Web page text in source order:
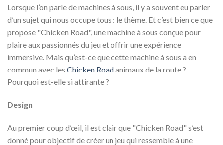
Lorsque l’on parle de machines à sous, il y a souvent eu parler
d’un sujet qui nous occupe tous : le thème. Et c’est bien ce que
propose "Chicken Road", une machine à sous conçue pour
plaire aux passionnés du jeu et offrir une expérience
immersive. Mais qu’est-ce que cette machine à sous a en
commun avec les Chicken Roadanimaux de la route ?
Pourquoi est-elle si attirante ?
Design
Au premier coup d’œil, il est clair que "Chicken Road" s’est
donné pour objectif de créer un jeu qui ressemble à une